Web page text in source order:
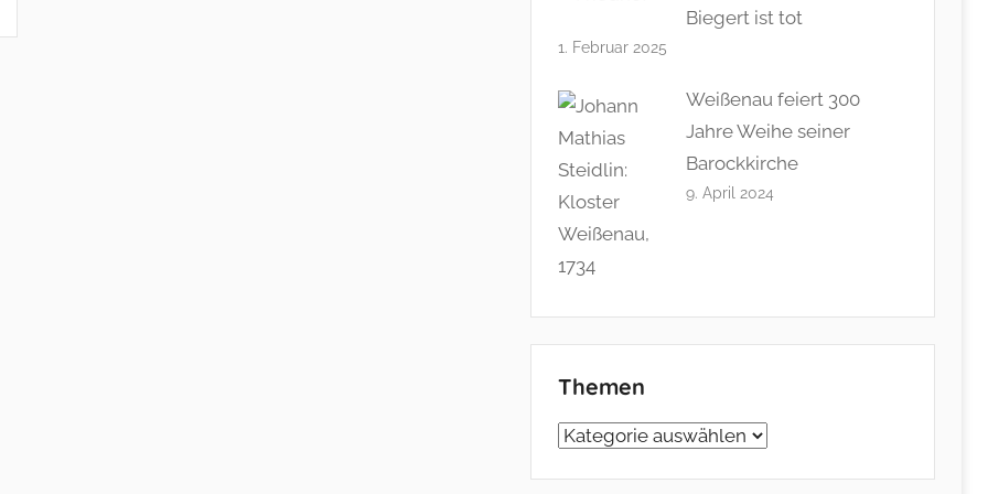
Biegert ist tot
1. Februar 2025
Weißenau feiert 300
Jahre Weihe seiner
Barockkirche
9. April 2024
Themen
Themen